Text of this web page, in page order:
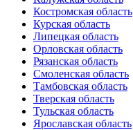
Костромская область
Курская область
Липецкая область
Орловская область
Рязанская область
Смоленская область
Тамбовская область
Тверская область
Тульская область
Ярославская область